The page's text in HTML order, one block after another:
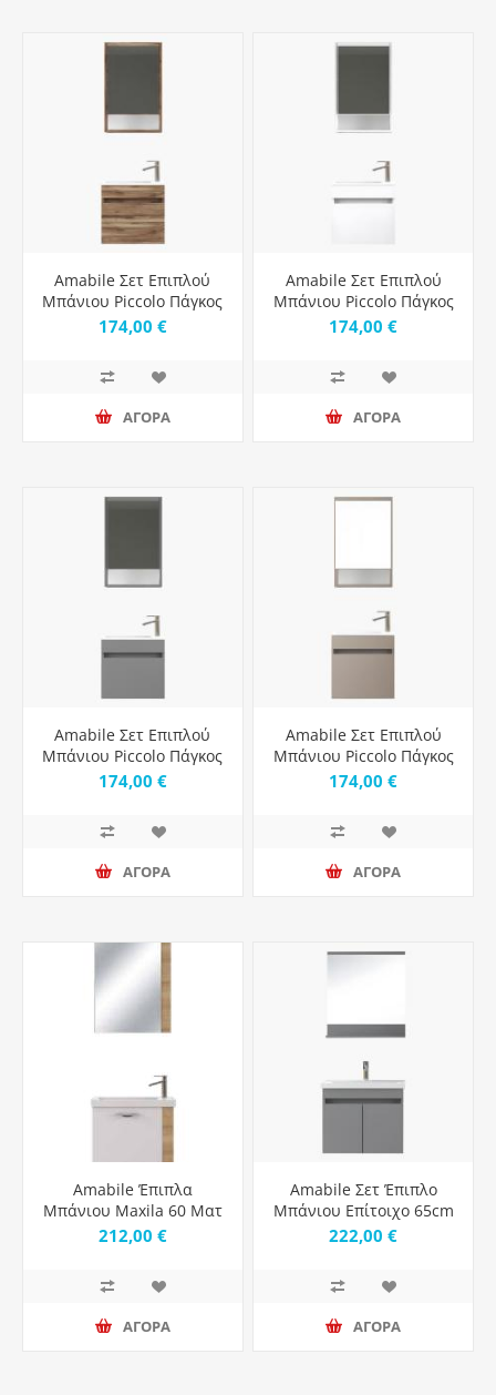
Amabile Σετ Επιπλού
Μπάνιου Piccolo Πάγκος
με Νιπτήρα & Καθρέπτη
174,00 €
ΑΓΟΡΑ
Amabile Σετ Επιπλού
Μπάνιου Piccolo Πάγκος
με Νιπτήρα & Καθρέπτη
174,00 €
ΑΓΟΡΑ
Amabile Σετ Επιπλού
Μπάνιου Piccolo Πάγκος
με Νιπτήρα & Καθρέπτη
174,00 €
ΑΓΟΡΑ
Amabile Σετ Επιπλού
Μπάνιου Piccolo Πάγκος
με Νιπτήρα & Καθρέπτη
174,00 €
ΑΓΟΡΑ
Amabile Έπιπλα
Μπάνιου Maxila 60 Ματ
White & Wood
212,00 €
ΑΓΟΡΑ
Amabile Σετ Έπιπλο
Μπάνιου Επίτοιχο 65cm
Pace Grey Matt
222,00 €
ΑΓΟΡΑ